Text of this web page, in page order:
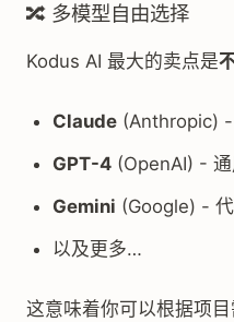
🔀 多模型自由选择
Kodus AI 最大的卖点是
Claude (Anthropic)
GPT-4 (OpenAI) -
Gemini (Google) -
以及更多…
这意味着你可以根据项